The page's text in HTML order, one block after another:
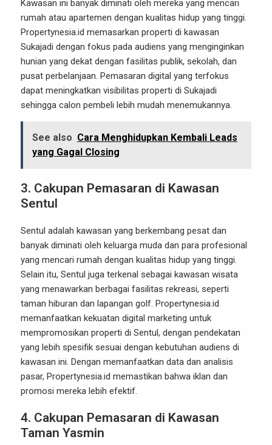
Kawasan ini banyak diminati oleh mereka yang mencari
rumah atau apartemen dengan kualitas hidup yang tinggi.
Propertynesia.id memasarkan properti di kawasan
Sukajadi dengan fokus pada audiens yang menginginkan
hunian yang dekat dengan fasilitas publik, sekolah, dan
pusat perbelanjaan. Pemasaran digital yang terfokus
dapat meningkatkan visibilitas properti di Sukajadi
sehingga calon pembeli lebih mudah menemukannya.
See also Cara Menghidupkan Kembali Leads
yang Gagal Closing
3. Cakupan Pemasaran di Kawasan
Sentul
Sentul adalah kawasan yang berkembang pesat dan
banyak diminati oleh keluarga muda dan para profesional
yang mencari rumah dengan kualitas hidup yang tinggi.
Selain itu, Sentul juga terkenal sebagai kawasan wisata
yang menawarkan berbagai fasilitas rekreasi, seperti
taman hiburan dan lapangan golf. Propertynesia.id
memanfaatkan kekuatan digital marketing untuk
mempromosikan properti di Sentul, dengan pendekatan
yang lebih spesifik sesuai dengan kebutuhan audiens di
kawasan ini. Dengan memanfaatkan data dan analisis
pasar, Propertynesia.id memastikan bahwa iklan dan
promosi mereka lebih efektif.
4. Cakupan Pemasaran di Kawasan
Taman Yasmin